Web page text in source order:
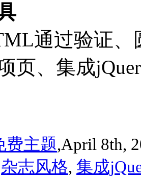
通过验证、
页、集成
费主题,April 8th,
杂志风格, 集成